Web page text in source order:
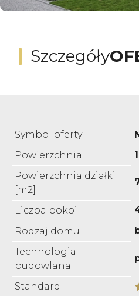
Szczegóły
Symbol oferty
Powierzchnia
Powierzchnia działki
[m2]
Liczba pokoi
Rodzaj domu
Technologia
budowlana
Standard